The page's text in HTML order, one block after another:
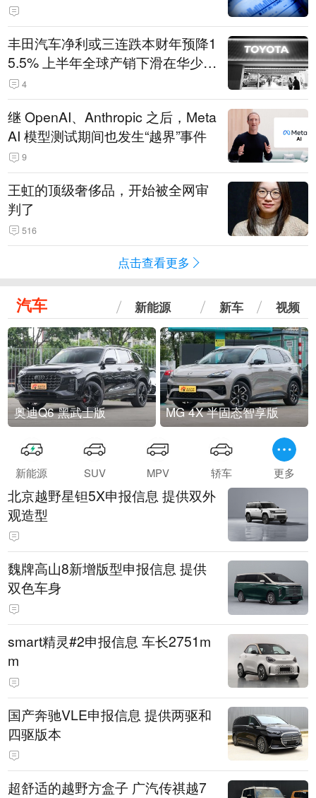
丰田汽车净利或三连跌本财年预降1
5.5% 上半年全球产销下滑在华少卖
14.3万辆
4
继 OpenAI、Anthropic 之后，Meta
AI 模型测试期间也发生“越界”事件
9
王虹的顶级奢侈品，开始被全网审
判了
516
点击查看更多
汽车 新能源 新车 视频
奥迪Q6 黑武士版 MG 4X 半固态智享版
新能源 SUV MPV 轿车 更多
北京越野星钽5X申报信息 提供双外
观造型
魏牌高山8新增版型申报信息 提供
双色车身
smart精灵#2申报信息 车长2751m
m
国产奔驰VLE申报信息 提供两驱和
四驱版本
超舒适的越野方盒子 广汽传祺越7